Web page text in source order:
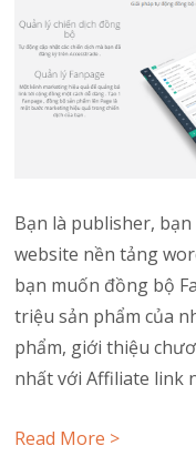
Bạn là publisher,
website nền tảng
bạn muốn đồng bộ
triệu sản phẩm của
phẩm, giới thiệu
nhất với Affiliate link
Read More >